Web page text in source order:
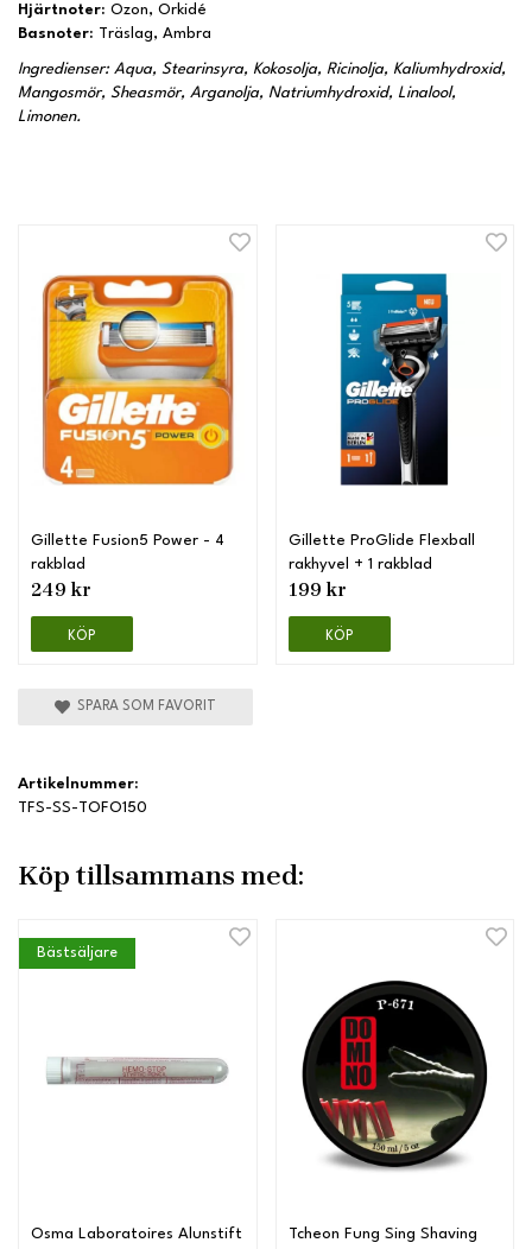
Hjärtnoter: Ozon, Orkidé
Basnoter: Träslag, Ambra
Ingredienser: Aqua, Stearinsyra, Kokosolja, Ricinolja, Kaliumhydroxid,
Mangosmör, Sheasmör, Arganolja, Natriumhydroxid, Linalool,
Limonen.
Gillette Fusion5 Power - 4
rakblad
249 kr
KÖP
Gillette ProGlide Flexball
rakhyvel + 1 rakblad
199 kr
KÖP
SPARA SOM FAVORIT
Artikelnummer:
TFS-SS-TOFO150
Köp tillsammans med:
Bästsäljare
Osma Laboratoires Alunstift
Tcheon Fung Sing Shaving